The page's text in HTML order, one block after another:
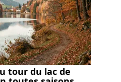
tour du lac de